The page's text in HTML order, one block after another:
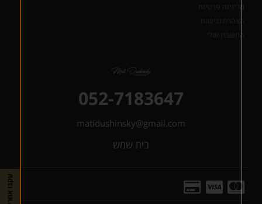
מדיניות פרטיות
הצהרת נגישות
החשבון שלי
052-7183647
matidushinsky@gmail.com
בית שמש